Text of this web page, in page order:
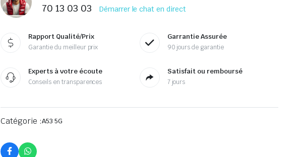
70 13 03 03 Démarrer le chat en direct
Rapport Qualité/Prix
Garantie du meilleur prix
Garrantie Assurée
90 jours de garantie
Experts à votre écoute
Conseils en transparences
Satisfait ou remboursé
7 jours
Catégorie :A53 5G